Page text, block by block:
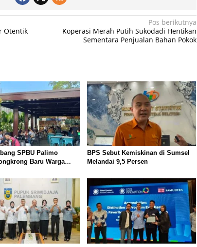
Otentik
Pos berikutnya
Koperasi Merah Putih Sukodadi Hentikan
Sementara Penjualan Bahan Pokok
SPBU Palimo
Baru Warga
BPS Sebut Kemiskinan di Sumsel
Melandai 9,5 Persen